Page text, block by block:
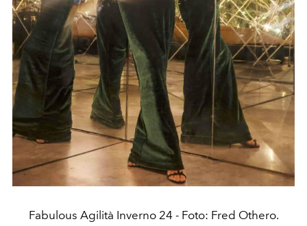
Fabulous Agilità Inverno 24 - Foto: Fred Othero.